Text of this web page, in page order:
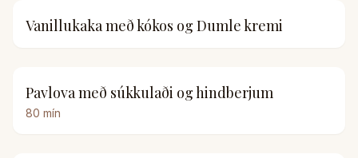
Vanillukaka með kókos og Dumle kremi
Pavlova með súkkulaði og hindberjum
80 mín